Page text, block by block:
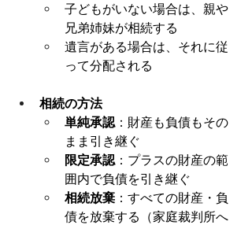
子どもがいない場合は、親や
兄弟姉妹が相続する
遺言がある場合は、それに従
って分配される
相続の方法
単純承認 ：財産も負債もその
まま引き継ぐ
限定承認 ：プラスの財産の範
囲内で負債を引き継ぐ
相続放棄 ：すべての財産・負
債を放棄する（家庭裁判所へ